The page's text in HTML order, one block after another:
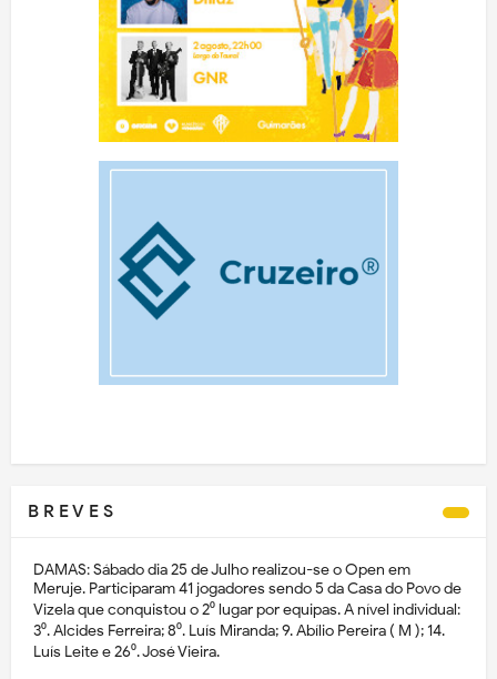
B R E V E S
DAMAS: Sábado dia 25 de Julho realizou-se o Open em
Meruje. Participaram 41 jogadores sendo 5 da Casa do Povo de
Vizela que conquistou o 2⁰ lugar por equipas. A nível individual:
3⁰. Alcides Ferreira; 8⁰. Luís Miranda; 9. Abílio Pereira ( M ); 14.
Luís Leite e 26⁰. José Vieira.